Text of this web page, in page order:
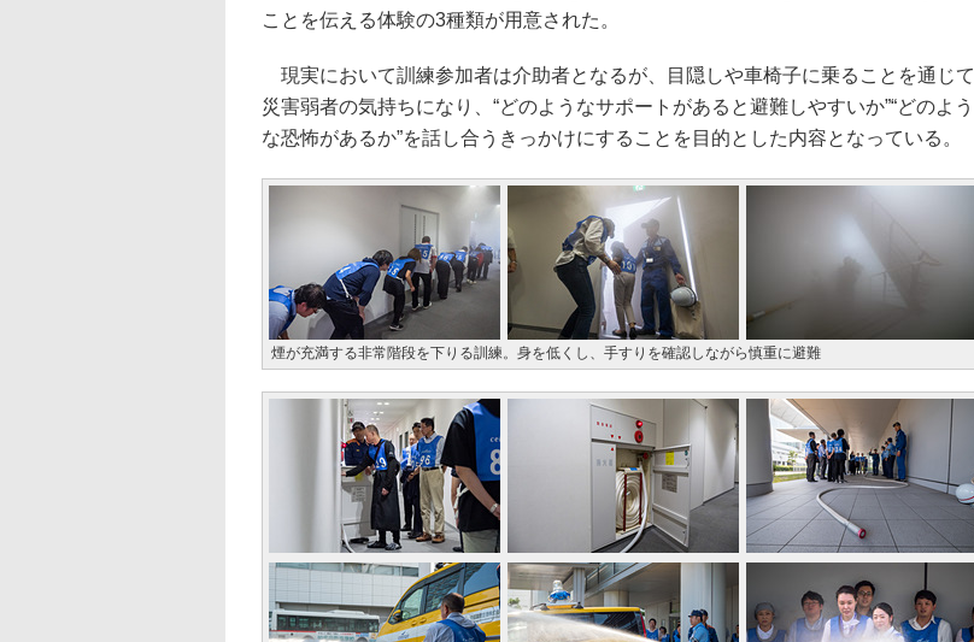
ことを伝える体験の3種類が用意された。
現実において訓練参加者は介助者となるが、目隠しや車椅子に乗ることを通じて
災害弱者の気持ちになり、“どのようなサポートがあると避難しやすいか”“どのよう
な恐怖があるか”を話し合うきっかけにすることを目的とした内容となっている。
煙が充満する非常階段を下りる訓練。身を低くし、手すりを確認しながら慎重に避難